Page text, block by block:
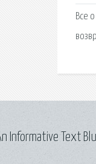
Все
Informative Text